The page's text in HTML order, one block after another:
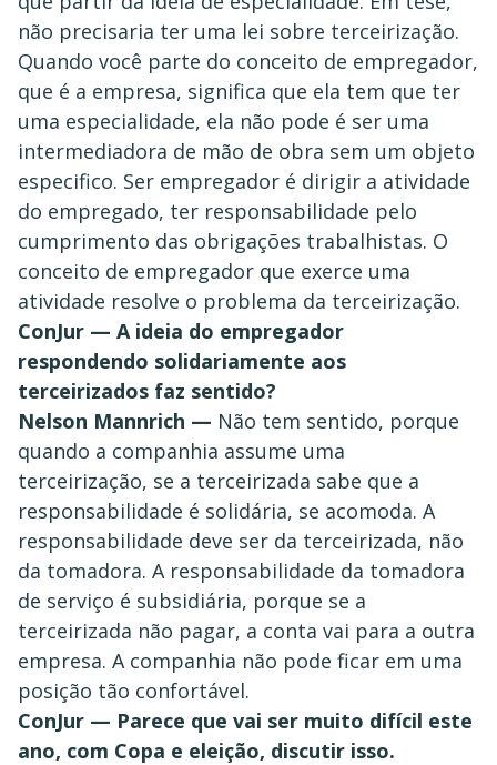
não precisaria ter uma lei sobre terceirização.
Quando você parte do conceito de empregador,
que é a empresa, significa que ela tem que ter
uma especialidade, ela não pode é ser uma
intermediadora de mão de obra sem um objeto
especifico. Ser empregador é dirigir a atividade
do empregado, ter responsabilidade pelo
cumprimento das obrigações trabalhistas. O
conceito de empregador que exerce uma
atividade resolve o problema da terceirização.
ConJur — A ideia do empregador
respondendo solidariamente aos
terceirizados faz sentido?
Nelson Mannrich — Não tem sentido, porque
quando a companhia assume uma
terceirização, se a terceirizada sabe que a
responsabilidade é solidária, se acomoda. A
responsabilidade deve ser da terceirizada, não
da tomadora. A responsabilidade da tomadora
de serviço é subsidiária, porque se a
terceirizada não pagar, a conta vai para a outra
empresa. A companhia não pode ficar em uma
posição tão confortável.
ConJur — Parece que vai ser muito difícil este
ano, com Copa e eleição, discutir isso.